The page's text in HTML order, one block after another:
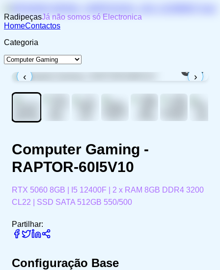
RadipeçasJá não somos só Electronica
HomeContactos
Categoria
‹ ›
1/
Computer Gaming -
RAPTOR-60I5V10
RTX 5060 8GB | I5 12400F | 2 x RAM 8GB DDR4 3200
CL22 | SSD SATA 512GB 550/500
Partilhar:
Configuração Base